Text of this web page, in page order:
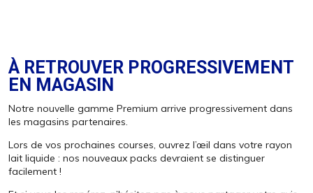
À RETROUVER PROGRESSIVEMENT
EN MAGASIN
Notre nouvelle gamme Premium arrive progressivement dans
les magasins partenaires.
Lors de vos prochaines courses, ouvrez l’œil dans votre rayon
lait liquide : nos nouveaux packs devraient se distinguer
facilement !